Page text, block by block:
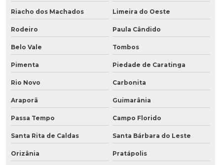
Riacho dos Machados Limeira do Oeste
Rodeiro Paula Cândido
Belo Vale Tombos
Pimenta Piedade de Caratinga
Rio Novo Carbonita
Araporã Guimarânia
Passa Tempo Campo Florido
Santa Rita de Caldas Santa Bárbara do Leste
Orizânia Pratápolis